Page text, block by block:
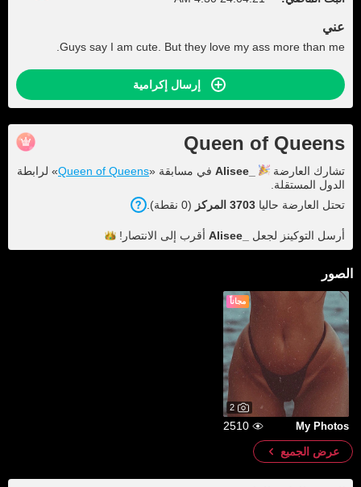
عني
Guys say I am cute. But they love my ass more than me.
إرسال إكرامية
Queen of Queens
تشارك العارضة Alisee_ في مسابقة «Queen of Queens» لرابطة
الدول المستقلة.
تحتل العارضة حاليا 3703 المركز (0 نقطة).
أرسل التوكينز لجعل Alisee_ أقرب إلى الانتصار!
الصور
مجاناً
2
My Photos
2510
عرض الجميع